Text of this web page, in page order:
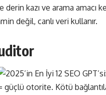
derin kazı ve arama amacı
değil, canlı veri kullanır.
otorite. Kötü